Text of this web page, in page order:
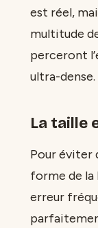
est réel,
multitude
perceront
ultra-dense.
La taille
Pour éviter
forme de la
erreur